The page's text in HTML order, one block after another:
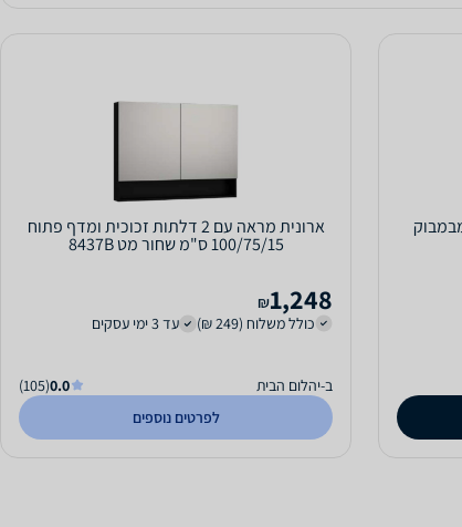
ארונית מראה עם 2 דלתות זכוכית ומדף פתוח
100/75/15 ס"מ שחור מט 8437B
1,248
₪
כולל משלוח (249 ₪)
עד 3 ימי עסקים
ב-יהלום הבית 0.0
(105)
לפרטים נוספים